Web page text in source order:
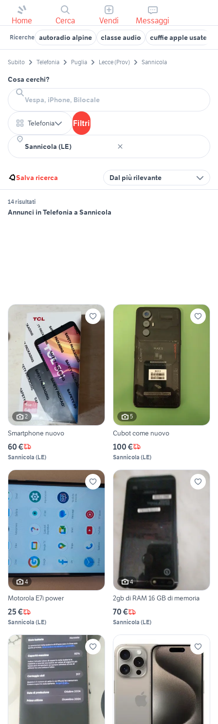
Home Cerca Vendi Messaggi
Ricerche autoradio alpine classe audio cuffie apple usate
Subito Telefonia Puglia Lecce (Prov) Sannicola
Cosa cerchi?
Telefonia Filtri
Salva ricerca Dal più rilevante
14 risultati
Annunci in Telefonia a Sannicola
2
Smartphone nuovo
60 €
Sannicola (LE)
5
Cubot come nuovo
100 €
Sannicola (LE)
4
Motorola E7i power
25 €
Sannicola (LE)
4
2gb di RAM 16 GB di memoria
70 €
Sannicola (LE)